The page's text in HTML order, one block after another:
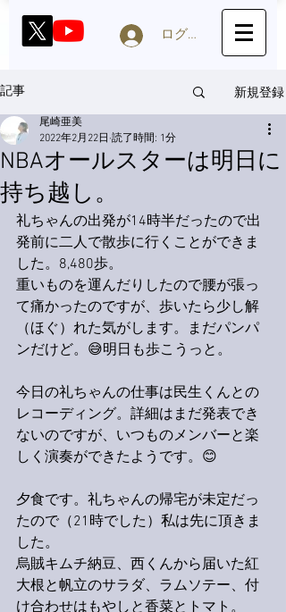
ログイン
記事 新規登録
NBAオールスターは明日に
持ち越し。
尾崎亜美
2022年2月22日 読了時間: 1分
礼ちゃんの出発が14時半だったので出
発前に二人で散歩に行くことができま
した。8,480歩。
重いものを運んだりしたので腰が張っ
て痛かったのですが、歩いたら少し解
（ほぐ）れた気がします。まだパンパ
ンだけど。😅明日も歩こうっと。
今日の礼ちゃんの仕事は民生くんとの
レコーディング。詳細はまだ発表でき
ないのですが、いつものメンバーと楽
しく演奏ができたようです。😊
夕食です。礼ちゃんの帰宅が未定だっ
たので（21時でした）私は先に頂きま
した。
烏賊キムチ納豆、西くんから届いた紅
大根と帆立のサラダ、ラムソテー、付
け合わせはもやしと香菜とトマト。